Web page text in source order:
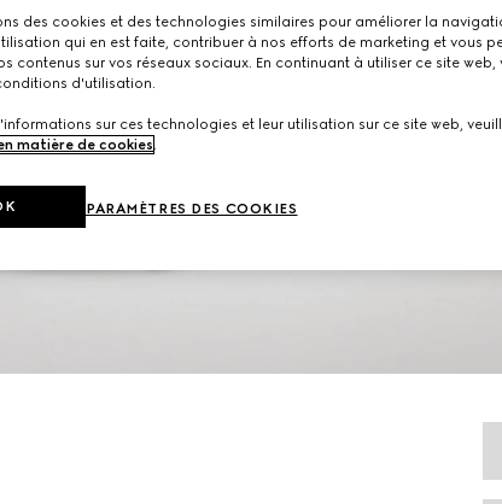
des cookies et des technologies similaires pour améliorer la
qui en est faite, contribuer à nos efforts de marketing et vous
contenus sur vos réseaux sociaux. En continuant à utiliser ce site web,
d'utilisation.
sur ces technologies et leur utilisation sur ce site web,
matière de cookies
PARAMÈTRES DES COOKIES